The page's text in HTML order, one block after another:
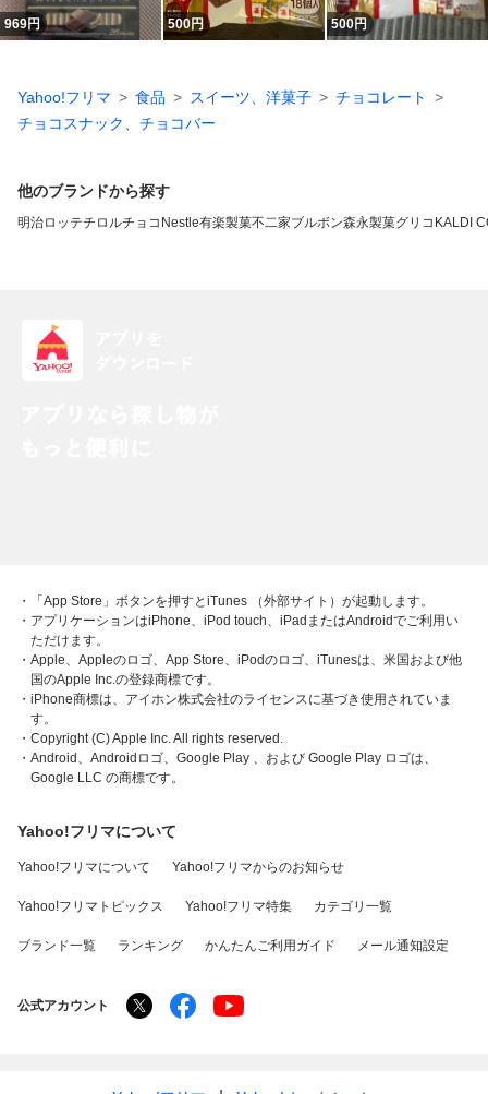
969円 500円 500円
Yahoo!フリマ 食品 スイーツ、洋菓子
チョコレート
チョコスナック、チョコバー
他のブランドから探す
明治ロッテチロルチョコ Nestle有楽製菓不二家ブルボン森永製菓グリコ KALDI
・「App Store」ボタンを押すとiTunes （外部サイト）が起動します。
・アプリケーションはiPhone、iPod touch、iPadまたはAndroidでご利用い
ただけます。
・Apple、Appleのロゴ、App Store、iPodのロゴ、iTunesは、米国および他
国のApple Inc.の登録商標です。
・iPhone商標は、アイホン株式会社のライセンスに基づき使用されていま
す。
・Copyright (C) Apple Inc. All rights reserved.
・Android、Androidロゴ、Google Play 、および Google Play ロゴは、
Google LLC の商標です。
Yahoo!フリマについて
Yahoo!フリマについて Yahoo!フリマからのお知らせ
Yahoo!フリマトピックス Yahoo!フリマ特集 カテゴリ一覧
ブランド一覧 ランキング かんたんご利用ガイド メール通知設定
公式アカウント